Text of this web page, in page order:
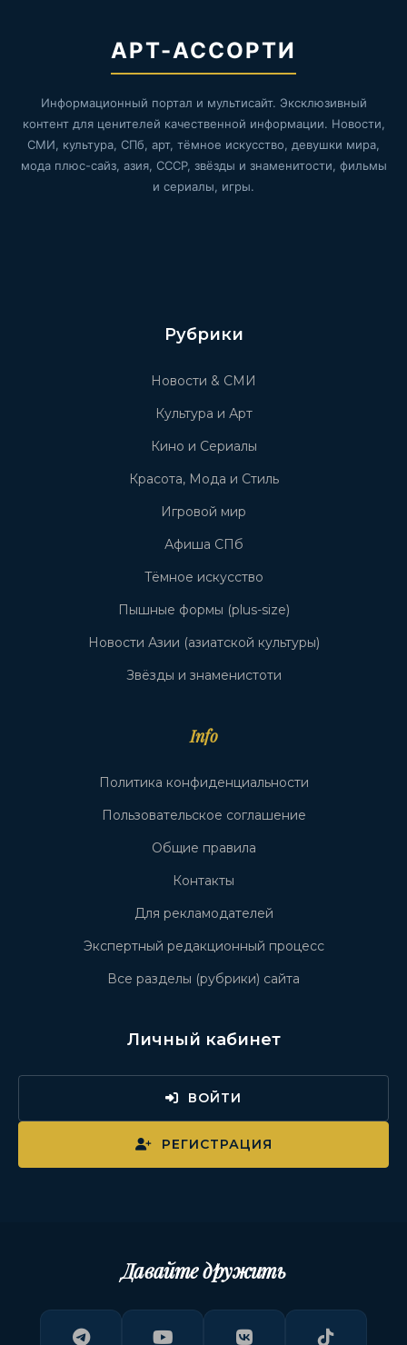
АРТ-АССОРТИ
Информационный портал и мультисайт. Эксклюзивный
контент для ценителей качественной информации. Новости,
СМИ, культура, СПб, арт, тёмное искусство, девушки мира,
мода плюс-сайз, азия, СССР, звёзды и знаменитости, фильмы
и сериалы, игры.
Рубрики
Новости & СМИ
Культура и Арт
Кино и Сериалы
Красота, Мода и Стиль
Игровой мир
Афиша СПб
Тёмное искусство
Пышные формы (plus-size)
Новости Азии (азиатской культуры)
Звёзды и знаменистоти
Info
Политика конфиденциальности
Пользовательское соглашение
Общие правила
Контакты
Для рекламодателей
Экспертный редакционный процесс
Все разделы (рубрики) сайта
Личный кабинет
ВОЙТИ
РЕГИСТРАЦИЯ
Давайте дружить